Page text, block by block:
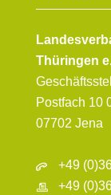
Thüringen
Postfach 10
07702 Jena
+49
+49